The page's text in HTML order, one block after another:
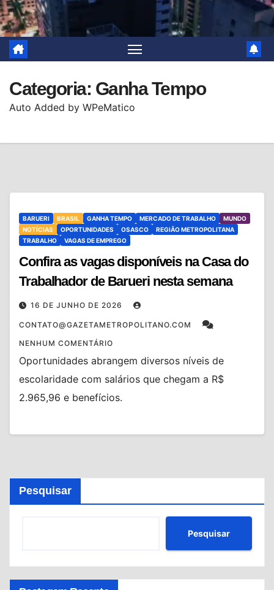
Categoria: Ganha Tempo
Auto Added by WPeMatico
BARUERI BRASIL GANHA TEMPO MERCADO DE TRABALHO
MUNDO
NOTÍCIAS
OPORTUNIDADES OSASCO
REGIÃO METROPOLITANA
TRABALHO
VAGAS DE EMPREGO
Confira as vagas disponíveis na Casa do
Trabalhador de Barueri nesta semana
16 DE JUNHO DE 2026
CONTATO@GAZETAMETROPOLITANO.COM
NENHUM COMENTÁRIO
Oportunidades abrangem diversos níveis de
escolaridade com salários que chegam a R$
2.965,96 e benefícios.
Pesquisar
Pesquisar